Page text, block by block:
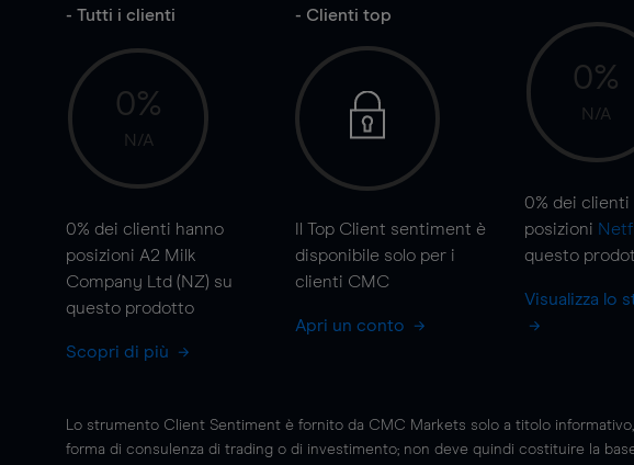
- Tutti i clienti
0%
N/A
0% dei clienti hanno
posizioni A2 Milk
Company Ltd (NZ) su
questo prodotto
Scopri di più
- Clienti top
Il Top Client sentiment è
disponibile solo per i
clienti CMC
Apri un conto
0%
N/A
0% dei clienti
posizioni
questo
Visualizza lo
Lo strumento Client Sentiment è fornito da CMC Markets solo a titolo
forma di consulenza di trading o di investimento; non deve quindi costituire la